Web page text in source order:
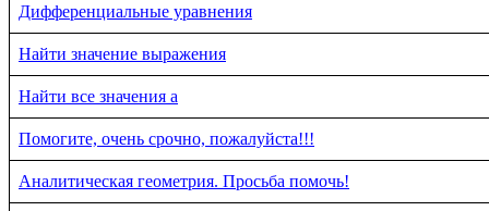
Дифференциальные уравнения
Найти значение выражения
Найти все значения a
Помогите, очень срочно, пожалуйста!!!
Аналитическая геометрия. Просьба помочь!